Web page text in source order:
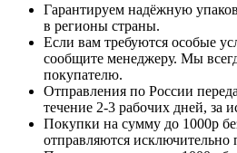
Гарантируем надёжную
в регионы страны.
Если вам требуются особые
сообщите менеджеру. Мы
покупателю.
Отправления по России
течение 2-3 рабочих дней, за
Покупки на сумму до 1000р
отправляются исключительно